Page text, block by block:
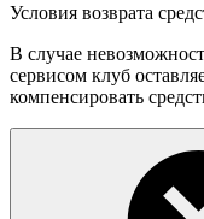
Условия возврата
В случае
сервисом клуб
компенсировать